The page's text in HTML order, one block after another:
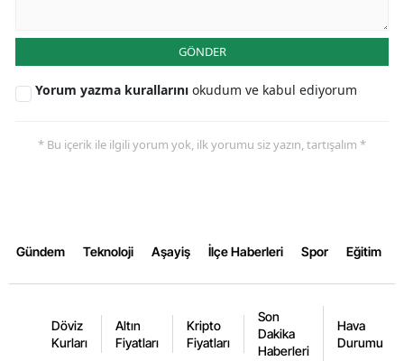
GÖNDER
Yorum yazma kurallarını okudum ve kabul ediyorum
* Bu içerik ile ilgili yorum yok, ilk yorumu siz yazın, tartışalım *
Gündem Teknoloji Aşayiş İlçe Haberleri Spor Eğitim
Döviz
Kurları
Altın
Fiyatları
Kripto
Fiyatları
Son
Dakika
Haberleri
Hava
Durumu